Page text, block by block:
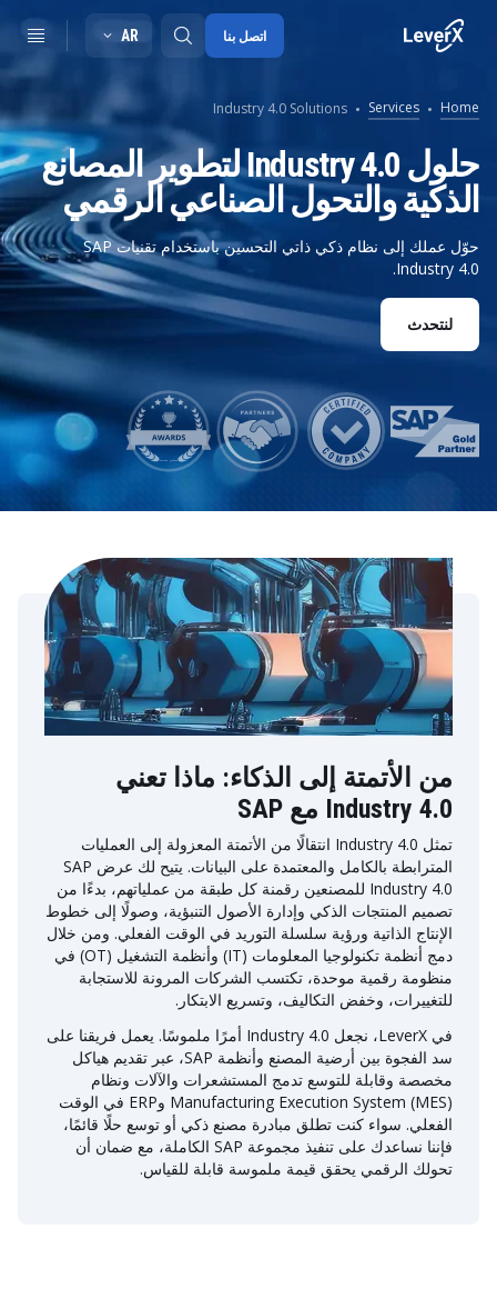
SAP S/4HANA migration
RISE with SAP
Digitals supply chain
AR اتصل بنا
Home
Services
Industry 4.0 Solutions
حلول Industry 4.0 لتطوير المصانع
الذكية والتحول الصناعي الرقمي
حوّل عملك إلى نظام ذكي ذاتي التحسين باستخدام تقنيات SAP
Industry 4.0.
لنتحدث
من الأتمتة إلى الذكاء: ماذا تعني
Industry 4.0 مع SAP
تمثل Industry 4.0 انتقالًا من الأتمتة المعزولة إلى العمليات
المترابطة بالكامل والمعتمدة على البيانات. يتيح لك عرض SAP
Industry 4.0 للمصنعين رقمنة كل طبقة من عملياتهم، بدءًا من
تصميم المنتجات الذكي وإدارة الأصول التنبؤية، وصولًا إلى خطوط
الإنتاج الذاتية ورؤية سلسلة التوريد في الوقت الفعلي. ومن خلال
دمج أنظمة تكنولوجيا المعلومات (IT) وأنظمة التشغيل (OT) في
منظومة رقمية موحدة، تكتسب الشركات المرونة للاستجابة
للتغييرات، وخفض التكاليف، وتسريع الابتكار.
في LeverX، نجعل Industry 4.0 أمرًا ملموسًا. يعمل فريقنا على
سد الفجوة بين أرضية المصنع وأنظمة SAP، عبر تقديم هياكل
مخصصة وقابلة للتوسع تدمج المستشعرات والآلات ونظام
Manufacturing Execution System (MES) وERP في الوقت
الفعلي. سواء كنت تطلق مبادرة مصنع ذكي أو توسع حلًا قائمًا،
فإننا نساعدك على تنفيذ مجموعة SAP الكاملة، مع ضمان أن
تحولك الرقمي يحقق قيمة ملموسة قابلة للقياس.